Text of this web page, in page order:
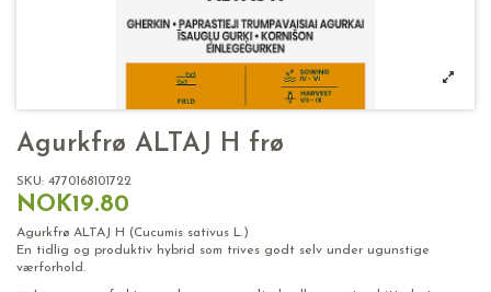
Agurkfrø ALTAJ H frø
SKU: 4770168101722
NOK19.80
Agurkfrø ALTAJ H (Cucumis sativus L.)
En tidlig og produktiv hybrid som trives godt selv under ugunstige
værforhold.